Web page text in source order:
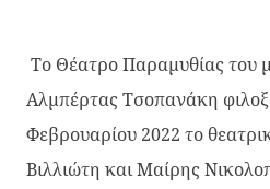
Το Θέατρο Παραμυθίας του
Αλμπέρτας Τσοπανάκη
Φεβρουαρίου 2022 το
Βιλλιώτη και Μαίρης